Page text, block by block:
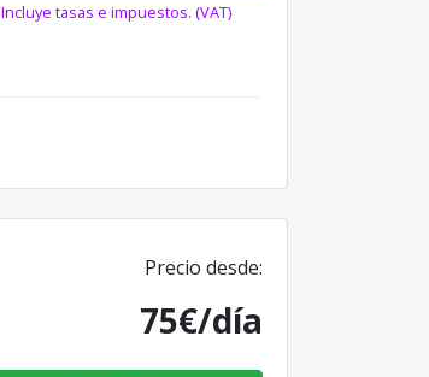
Incluye tasas e impuestos. (VAT)
Precio desde:
75€/día